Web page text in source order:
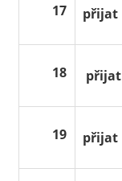
17 přijat
18 přijat
19 přijat